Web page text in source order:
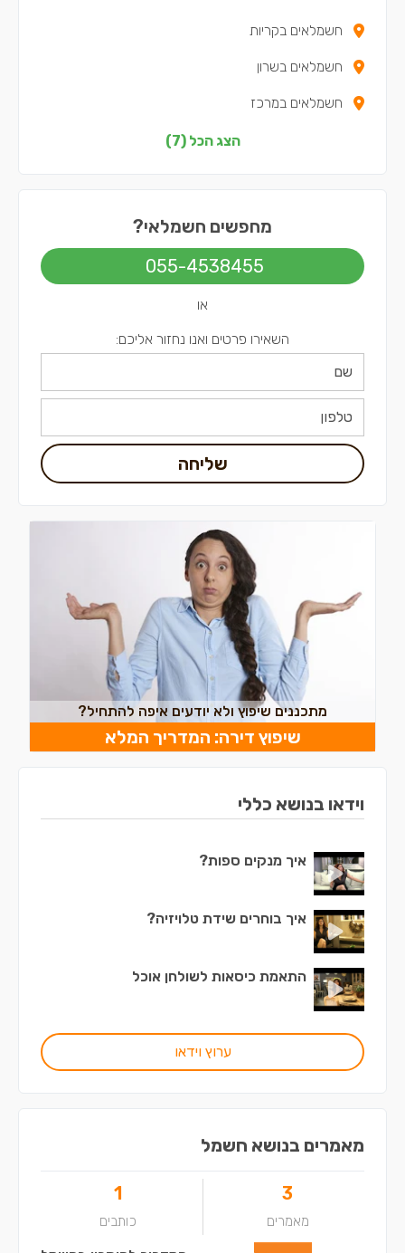
חשמלאים בקריות
חשמלאים בשרון
חשמלאים במרכז
חשמלאים בשפלה
חשמלאים בתל אביב
הצג הכל (7)
מחפשים חשמלאי?
055-4538455
או
השאירו פרטים ואנו נחזור אליכם:
שליחה
מתכננים שיפוץ ולא יודעים איפה להתחיל?
שיפוץ דירה: המדריך המלא
וידאו בנושא כללי
איך מנקים ספות?
איך בוחרים שידת טלויזיה?
התאמת כיסאות לשולחן אוכל
ערוץ וידאו
מאמרים בנושא חשמל
3
מאמרים
1
כותבים